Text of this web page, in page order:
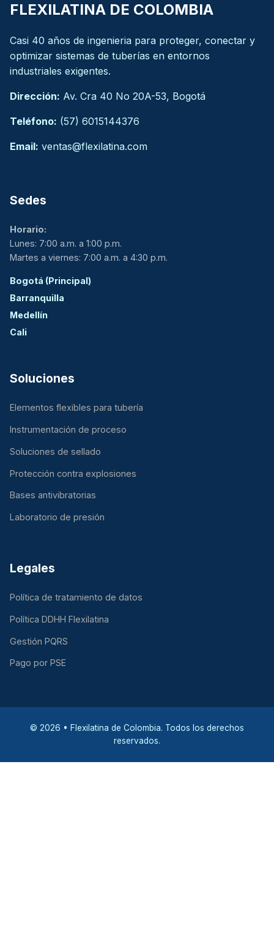
FLEXILATINA DE COLOMBIA
Casi 40 años de ingenieria para proteger, conectar y
optimizar sistemas de tuberías en entornos
industriales exigentes.
Dirección: Av. Cra 40 No 20A-53, Bogotá
Teléfono: (57) 6015144376
Email: ventas@flexilatina.com
Sedes
Horario:
Lunes: 7:00 a.m. a 1:00 p.m.
Martes a viernes: 7:00 a.m. a 4:30 p.m.
Bogotá (Principal)
Barranquilla
Medellín
Cali
Soluciones
Elementos flexibles para tubería
Instrumentación de proceso
Soluciones de sellado
Protección contra explosiones
Bases antivibratorias
Laboratorio de presión
Legales
Política de tratamiento de datos
Política DDHH Flexilatina
Gestión PQRS
Pago por PSE
© 2026 • Flexilatina de Colombia. Todos los derechos
reservados.